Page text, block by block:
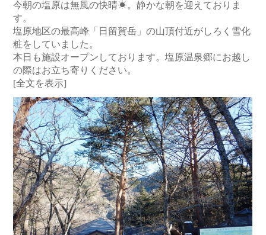
今朝の塩原は無風の快晴☀。静かな朝を迎えておりま
す。
塩原地区の最高峰「日留賀岳」の山頂付近がしろく雪化
粧をしていました。
本日も施設オープンしております。塩原温泉郷にお越し
の際はお立ち寄りください。
[全文を表示]